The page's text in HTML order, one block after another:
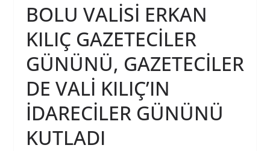
BOLU VALİSİ ERKAN
KILIÇ GAZETECİLER
GÜNÜNÜ, GAZETECİLER
DE VALİ KILIÇ’IN
İDARECİLER GÜNÜNÜ
KUTLADI